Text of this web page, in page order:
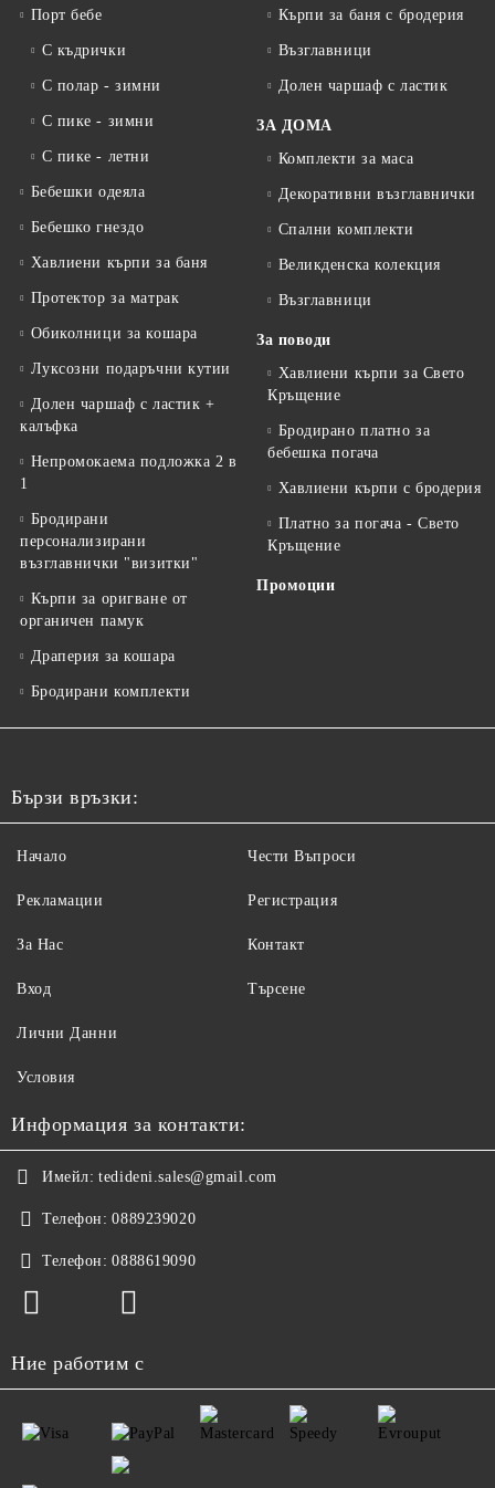
Порт бебе
С къдрички
С полар - зимни
С пике - зимни
С пике - летни
Бебешки одеяла
Бебешко гнездо
Хавлиени кърпи за баня
Протектор за матрак
Обиколници за кошара
Луксозни подаръчни кутии
Долен чаршаф с ластик +
калъфка
Непромокаема подложка 2 в
1
Бродирани
персонализирани
възглавнички "визитки"
Кърпи за оригване от
органичен памук
Драперия за кошара
Бродирани комплекти
Кърпи за баня с бродерия
Възглавници
Долен чаршаф с ластик
ЗА ДОМА
Комплекти за маса
Декоративни възглавнички
Спални комплекти
Великденска колекция
Възглавници
За поводи
Хавлиени кърпи за Свето
Кръщение
Бродирано платно за
бебешка погача
Хавлиени кърпи с бродерия
Платно за погача - Свето
Кръщение
Промоции
Бързи връзки:
Начало
Рекламации
За Нас
Вход
Чести Въпроси
Регистрация
Контакт
Търсене
Лични Данни
Условия
Информация за контакти:
Имейл: tedideni.sales@gmail.com
Телефон: 0889239020
Телефон: 0888619090
Ние работим с